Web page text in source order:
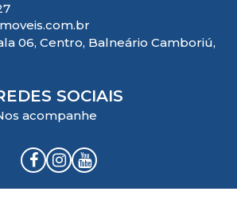
06, Centro, Balneário Camboriú,
SOCIAIS
acompanhe